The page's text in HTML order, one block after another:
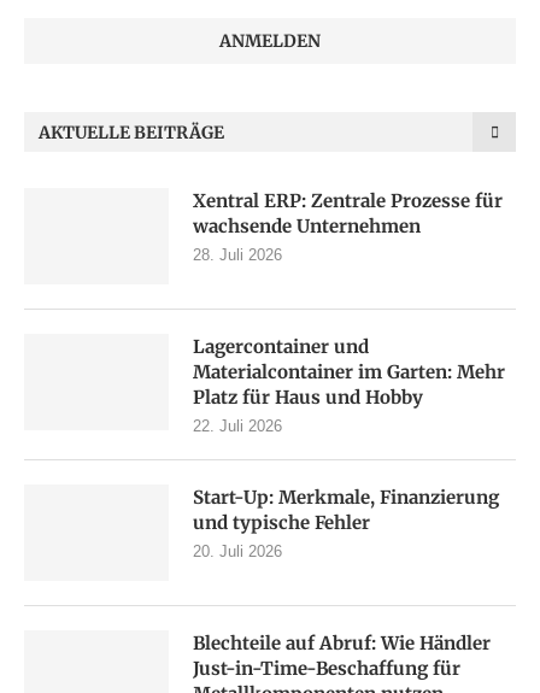
AKTUELLE BEITRÄGE
Xentral ERP: Zentrale Prozesse für
wachsende Unternehmen
28. Juli 2026
Lagercontainer und
Materialcontainer im Garten: Mehr
Platz für Haus und Hobby
22. Juli 2026
Start-Up: Merkmale, Finanzierung
und typische Fehler
20. Juli 2026
Blechteile auf Abruf: Wie Händler
Just-in-Time-Beschaffung für